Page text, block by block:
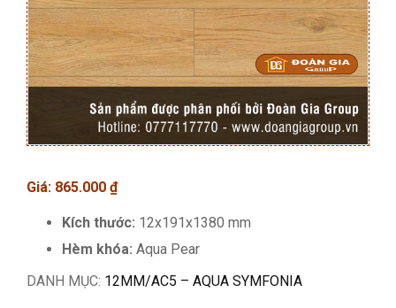
Giá: 865.000 ₫
Kích thước: 12x191x1380 mm
Hèm khóa: Aqua Pear
DANH MỤC: 12MM/AC5 – AQUA SYMFONIA